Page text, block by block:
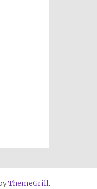
ThemeGrill.